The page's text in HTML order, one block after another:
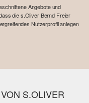
Angebote und
die s.Oliver Bernd Freier
Nutzerprofil anlegen
S.OLIVER